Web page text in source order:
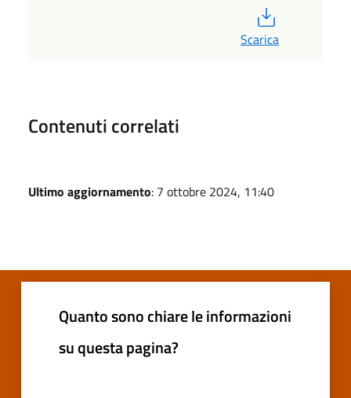
Scarica
Contenuti correlati
Ultimo aggiornamento: 7 ottobre 2024, 11:40
Quanto sono chiare le informazioni
su questa pagina?